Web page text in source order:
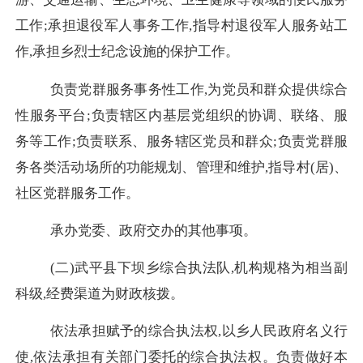
工作;承担退役军人事务工作,指导村退役军人服务站工
作,承担乡烈士纪念设施的保护工作。
负责党群服务事务性工作,为党员和群众提供综合
性服务平台;负责辖区内基层党组织的协调、联络、服
务等工作;负责联系、服务辖区党员和群众;负责党群服
务各类活动场所的功能规划、管理和维护,指导村(居)、
社区党群服务工作。
承办党委、政府交办的其他事项。
(二)武平县下坝乡综合执法队,机构规格为相当副
科级,经费渠道为财政核拨。
依法承担赋予的综合执法权,以乡人民政府名义行
使,依法承担有关部门委托的综合执法权。负责做好本